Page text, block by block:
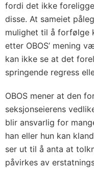
fordi det ikke
disse. At sameiet
mulighet til å forfølge
etter OBOS’ mening
kan ikke se at det
springende regress
OBOS mener at den
seksjonseierens
blir ansvarlig for
han eller hun kan
ser ut til å anta at
påvirkes av